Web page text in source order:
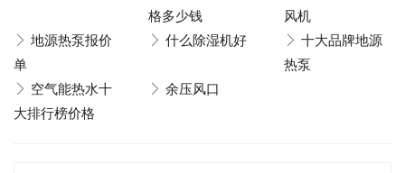
格多少钱
风机
地源热泵报价
单
什么除湿机好
十大品牌地源
热泵
空气能热水十
大排行榜价格
余压风口